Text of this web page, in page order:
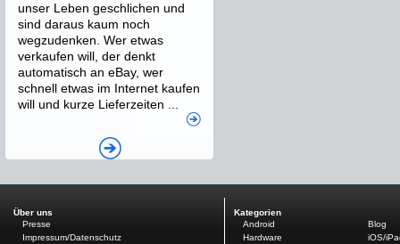
unser Leben geschlichen und
sind daraus kaum noch
wegzudenken. Wer etwas
verkaufen will, der denkt
automatisch an eBay, wer
schnell etwas im Internet kaufen
will und kurze Lieferzeiten ...
Über uns
Presse
Impressum/Datenschutz
Kategorien
Android
Blog
Hardware
iOS/